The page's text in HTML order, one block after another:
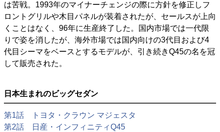
は苦戦。1993年のマイナーチェンジの際に方針を修正しフ
ロントグリルや木目パネルが装着されたが、セールスが上向
くことはなく、96年に生産終了した。国内市場では一代限
りで姿を消したが、海外市場では国内向けの3代目および4
代目シーマをベースとするモデルが、引き続きQ45の名を冠
して販売された。
日本生まれのビッグセダン
第1話 トヨタ・クラウン マジェスタ
第2話 日産・インフィニティQ45